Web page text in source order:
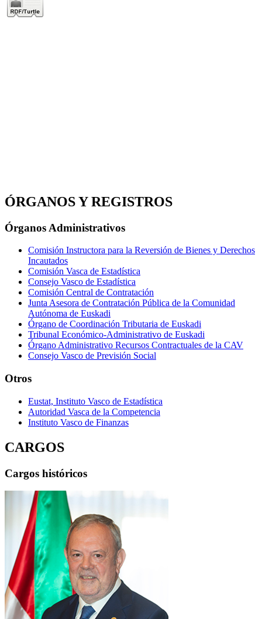
ÓRGANOS Y REGISTROS
Órganos Administrativos
Comisión Instructora para la Reversión de Bienes y Derechos
Incautados
Comisión Vasca de Estadística
Consejo Vasco de Estadística
Comisión Central de Contratación
Junta Asesora de Contratación Pública de la Comunidad
Autónoma de Euskadi
Órgano de Coordinación Tributaria de Euskadi
Tribunal Económico-Administrativo de Euskadi
Órgano Administrativo Recursos Contractuales de la CAV
Consejo Vasco de Previsión Social
Otros
Eustat, Instituto Vasco de Estadística
Autoridad Vasca de la Competencia
Instituto Vasco de Finanzas
CARGOS
Cargos históricos